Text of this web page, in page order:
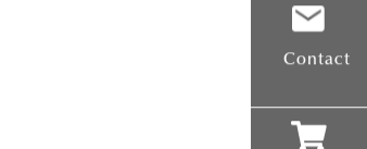
Contact